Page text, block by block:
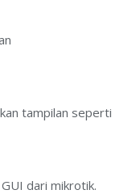
tampilan seperti
dari mikrotik.